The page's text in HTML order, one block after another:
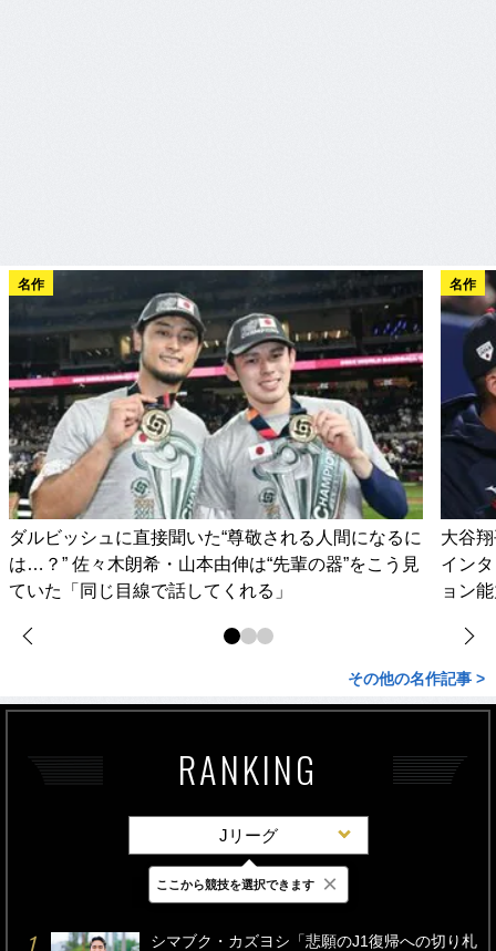
名作
ダルビッシュに直接聞いた“尊敬される人間になるに
は…？” 佐々木朗希・山本由伸は“先輩の器”をこう見
ていた「同じ目線で話してくれる」
名作
大谷
イン
ョン
その他の名作記事 >
RANKING
Jリーグ
最新 24時間 週間
シマブク・カズヨシ「悲願のJ1復帰への切り札
ここから競技を選択できます ×